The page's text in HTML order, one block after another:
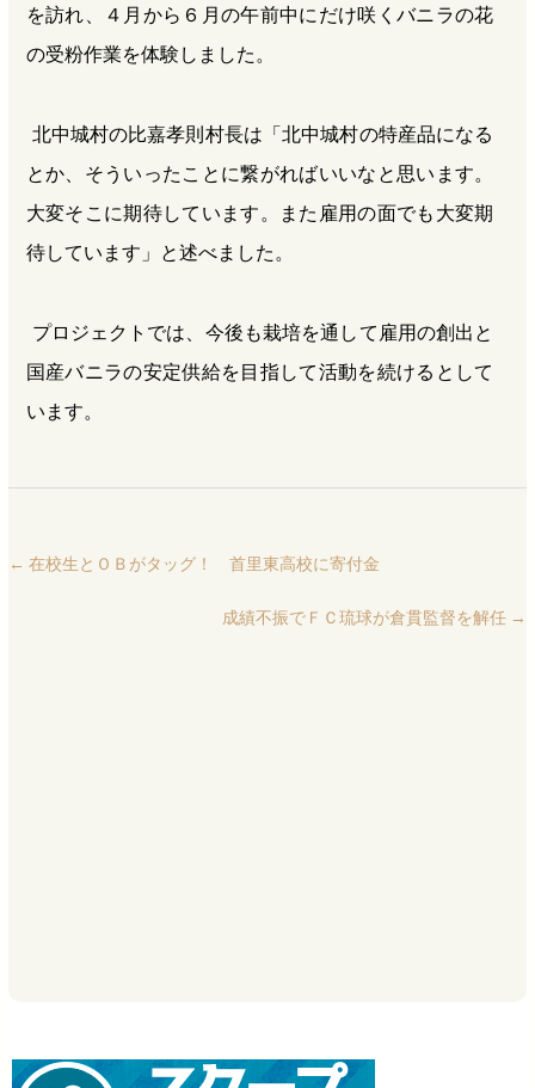
を訪れ、４月から６月の午前中にだけ咲くバニラの花
の受粉作業を体験しました。
北中城村の比嘉孝則村長は「北中城村の特産品になる
とか、そういったことに繋がればいいなと思います。
大変そこに期待しています。また雇用の面でも大変期
待しています」と述べました。
プロジェクトでは、今後も栽培を通して雇用の創出と
国産バニラの安定供給を目指して活動を続けるとして
います。
← 在校生とＯＢがタッグ！ 首里東高校に寄付金
成績不振でＦＣ琉球が倉貫監督を解任 →